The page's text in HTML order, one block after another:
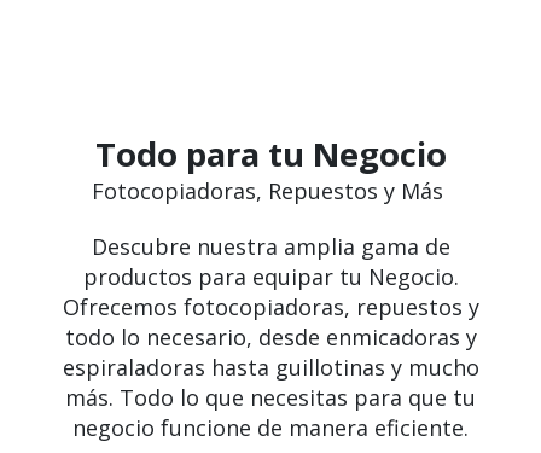
Todo para tu Negocio
Fotocopiadoras, Repuestos y Más
Descubre nuestra amplia gama de
productos para equipar tu Negocio.
Ofrecemos fotocopiadoras, repuestos y
todo lo necesario, desde enmicadoras y
espiraladoras hasta guillotinas y mucho
más. Todo lo que necesitas para que tu
negocio funcione de manera eficiente.